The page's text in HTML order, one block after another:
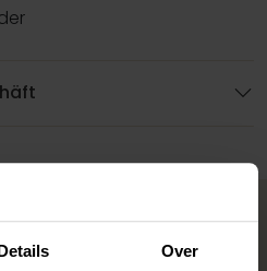
Over
Sie Ihren